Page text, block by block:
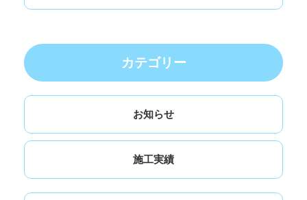
カテゴリー
お知らせ
施工実績